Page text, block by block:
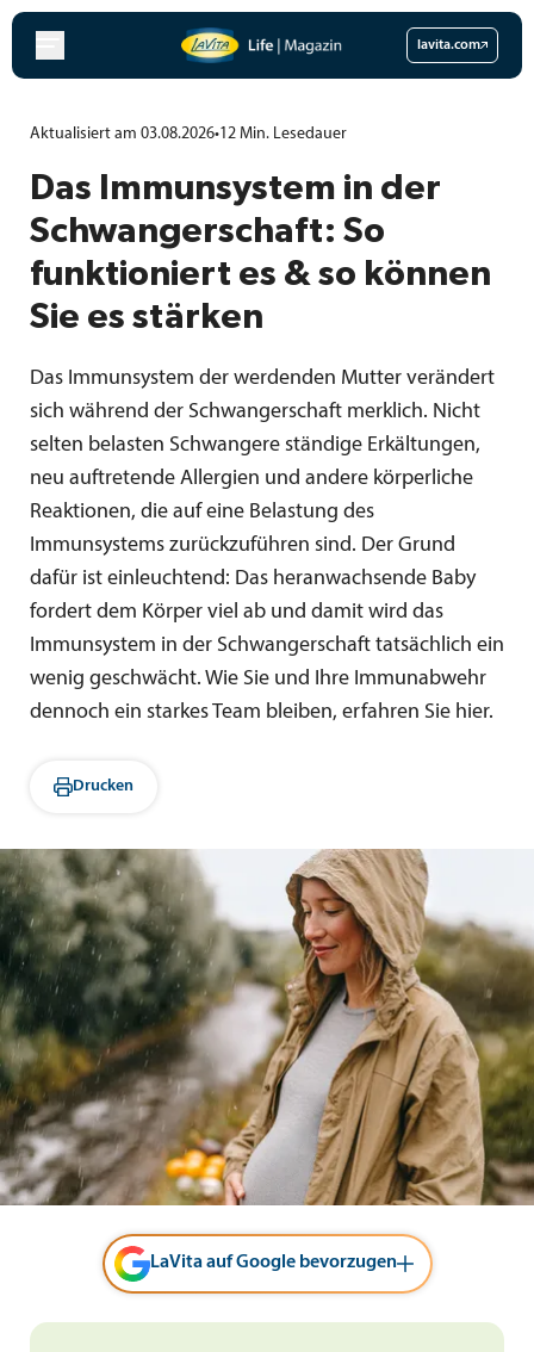
Zum
springen
lavita.com
Aktualisiert am 03.08.2026•12 Min. Lesedauer
Das Immunsystem in der
Schwangerschaft: So
funktioniert es & so können
Sie es stärken
Das Immunsystem der werdenden Mutter verändert
sich während der Schwangerschaft merklich. Nicht
selten belasten Schwangere ständige Erkältungen,
neu auftretende Allergien und andere körperliche
Reaktionen, die auf eine Belastung des
Immunsystems zurückzuführen sind. Der Grund
dafür ist einleuchtend: Das heranwachsende Baby
fordert dem Körper viel ab und damit wird das
Immunsystem in der Schwangerschaft tatsächlich ein
wenig geschwächt. Wie Sie und Ihre Immunabwehr
dennoch ein starkes Team bleiben, erfahren Sie hier.
Drucken
LaVita auf Google bevorzugen